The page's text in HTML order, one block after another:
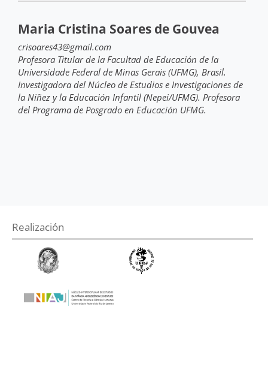
Maria Cristina Soares de Gouvea
crisoares43@gmail.com
Profesora Titular de la Facultad de Educación de la
Universidade Federal de Minas Gerais (UFMG), Brasil.
Investigadora del Núcleo de Estudios e Investigaciones de
la Niñez y la Educación Infantil (Nepei/UFMG). Profesora
del Programa de Posgrado en Educación UFMG.
Realización